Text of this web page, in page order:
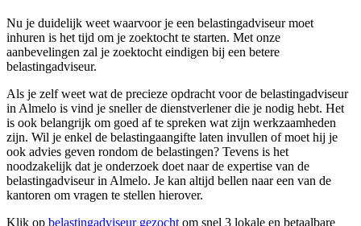
Nu je duidelijk weet waarvoor je een belastingadviseur moet
inhuren is het tijd om je zoektocht te starten. Met onze
aanbevelingen zal je zoektocht eindigen bij een betere
belastingadviseur.
Als je zelf weet wat de precieze opdracht voor de belastingadviseur
in Almelo is vind je sneller de dienstverlener die je nodig hebt. Het
is ook belangrijk om goed af te spreken wat zijn werkzaamheden
zijn. Wil je enkel de belastingaangifte laten invullen of moet hij je
ook advies geven rondom de belastingen? Tevens is het
noodzakelijk dat je onderzoek doet naar de expertise van de
belastingadviseur in Almelo. Je kan altijd bellen naar een van de
kantoren om vragen te stellen hierover.
Klik op belastingadviseur gezocht om snel 3 lokale en betaalbare